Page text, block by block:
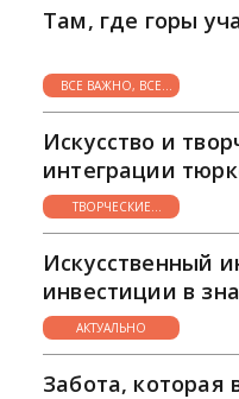
Там, где горы
ВСЕ ВАЖНО, ВСЕ
НУЖНО
Искусство и
интеграции
ТВОРЧЕСКИЕ
ГОРИЗОНТЫ
Искусственный
инвестиции в
АКТУАЛЬНО
Забота, которая